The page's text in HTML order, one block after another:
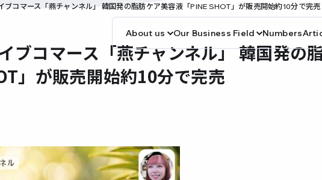
About us Our Business Field Numbers
ブコマース「燕チャンネル」 韓国発の脂肪ケア美容液「PINE SHOT」が販売開始約10分で完売
ブコマース「燕チャンネル」 韓国発の
」が販売開始約10分で完売